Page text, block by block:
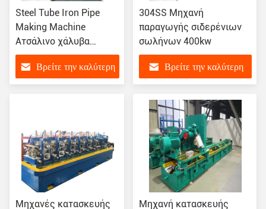
Steel Tube Iron Pipe
Making Machine
Ατσάλινο χάλυβα
Προσαρμοσμένο
Βρείτε την καλύτερη
304SS Μηχανή
παραγωγής σιδερένιων
σωλήνων 400kw
Βρείτε την καλύτερη
Μηχανές κατασκευής
Μηχανή κατασκευής